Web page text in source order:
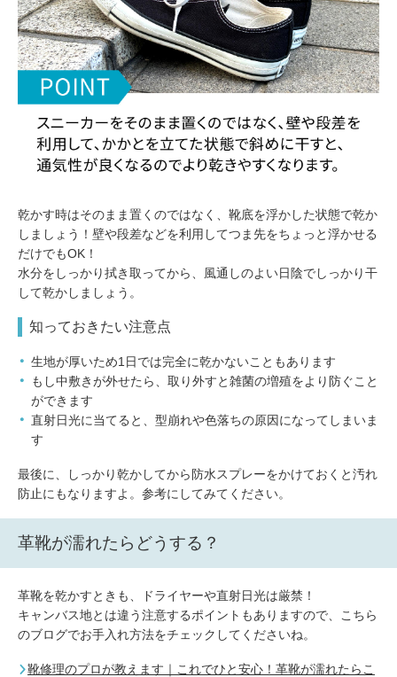
乾かす時はそのまま置くのではなく、靴底を浮かした状態で乾か
しましょう！壁や段差などを利用してつま先をちょっと浮かせる
だけでもOK！
水分をしっかり拭き取ってから、風通しのよい日陰でしっかり干
して乾かしましょう。
知っておきたい注意点
生地が厚いため1日では完全に乾かないこともあります
もし中敷きが外せたら、取り外すと雑菌の増殖をより防ぐこと
ができます
直射日光に当てると、型崩れや色落ちの原因になってしまいま
す
最後に、しっかり乾かしてから防水スプレーをかけておくと汚れ
防止にもなりますよ。参考にしてみてください。
革靴が濡れたらどうする？
革靴を乾かすときも、ドライヤーや直射日光は厳禁！
キャンバス地とは違う注意するポイントもありますので、こちら
のブログでお手入れ方法をチェックしてくださいね。
靴修理のプロが教えます｜これでひと安心！革靴が濡れたらこ